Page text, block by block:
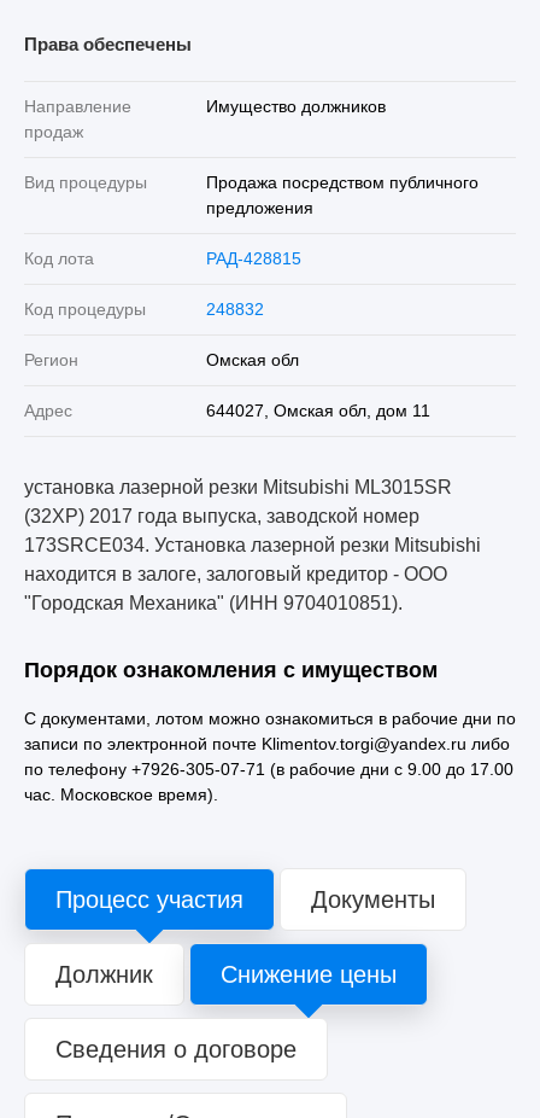
Права обеспечены
Направление
продаж
Имущество должников
Вид процедуры
Продажа посредством публичного
предложения
Код лота РАД-428815
Код процедуры 248832
Регион Омская обл
Адрес 644027, Омская обл, дом 11
установка лазерной резки Mitsubishi ML3015SR
(32XP) 2017 года выпуска, заводской номер
173SRCE034. Установка лазерной резки Mitsubishi
находится в залоге, залоговый кредитор - ООО
"Городская Механика" (ИНН 9704010851).
Порядок ознакомления с имуществом
С документами, лотом можно ознакомиться в рабочие дни по
записи по электронной почте Klimentov.torgi@yandex.ru либо
по телефону +7926-305-07-71 (в рабочие дни с 9.00 до 17.00
час. Московское время).
Процесс участия Документы
Должник Снижение цены
Сведения о договоре